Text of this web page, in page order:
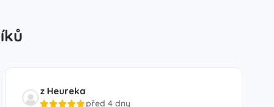
z Heureka
před 4 dny